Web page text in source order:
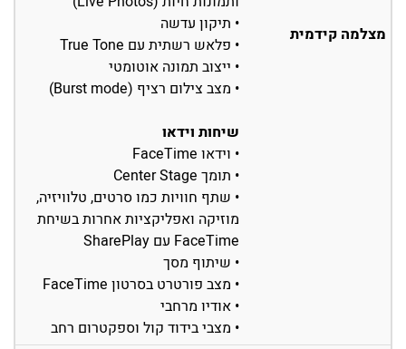
מצלמה קידמית
• תיקון עדשה
• פלאש רשתית עם True Tone
• ייצוב תמונה אוטומטי
• מצב צילום רציף (Burst mode)
שיחות וידאו
• וידאו FaceTime
• תומך Center Stage
• שתף חוויות כמו סרטים, טלוויזיה,
מוזיקה ואפליקציות אחרות בשיחת
FaceTime עם SharePlay
• שיתוף מסך
• מצב פורטרט בסרטון FaceTime
• אודיו מרחבי
• מצבי בידוד קול וספקטרום רחב